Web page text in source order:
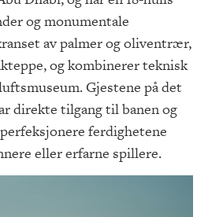
og monumentale
av palmer og oliventrær,
og kombinerer teknisk
Gjestene på det
direkte tilgang til banen og
ferdighetene
eller erfarne spillere.